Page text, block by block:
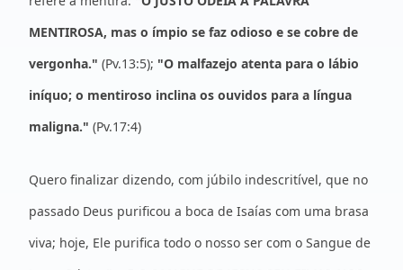
MENTIROSA, mas o ímpio se faz odioso e se cobre de
vergonha." (Pv.13:5); "O malfazejo atenta para o lábio
iníquo; o mentiroso inclina os ouvidos para a língua
maligna." (Pv.17:4)
Quero finalizar dizendo, com júbilo indescritível, que no
passado Deus purificou a boca de Isaías com uma brasa
viva; hoje, Ele purifica todo o nosso ser com o Sangue de